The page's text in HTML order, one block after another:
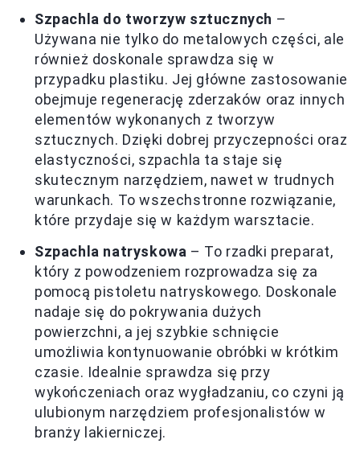
Szpachla do tworzyw sztucznych –
Używana nie tylko do metalowych części, ale
również doskonale sprawdza się w
przypadku plastiku. Jej główne zastosowanie
obejmuje regenerację zderzaków oraz innych
elementów wykonanych z tworzyw
sztucznych. Dzięki dobrej przyczepności oraz
elastyczności, szpachla ta staje się
skutecznym narzędziem, nawet w trudnych
warunkach. To wszechstronne rozwiązanie,
które przydaje się w każdym warsztacie.
Szpachla natryskowa – To rzadki preparat,
który z powodzeniem rozprowadza się za
pomocą pistoletu natryskowego. Doskonale
nadaje się do pokrywania dużych
powierzchni, a jej szybkie schnięcie
umożliwia kontynuowanie obróbki w krótkim
czasie. Idealnie sprawdza się przy
wykończeniach oraz wygładzaniu, co czyni ją
ulubionym narzędziem profesjonalistów w
branży lakierniczej.